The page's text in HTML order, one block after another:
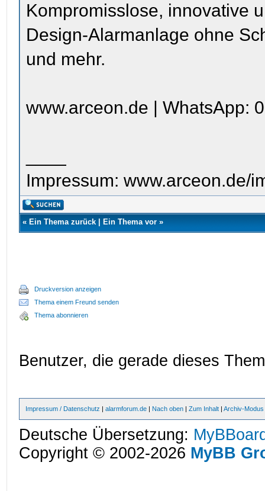
Kompromisslose, innovative
Design-Alarmanlage ohne
und mehr.
www.arceon.de | WhatsApp:
Impressum: www.arceon.de/
« Ein Thema zurück| Ein Thema vor »
Druckversion anzeigen
Thema einem Freund senden
Thema abonnieren
Benutzer, die gerade dieses
Impressum / Datenschutz |alarmforum.de | Nach oben |Zum Inhalt |Archiv-Modus
Deutsche Übersetzung:
Copyright © 2002-2026 MyBB